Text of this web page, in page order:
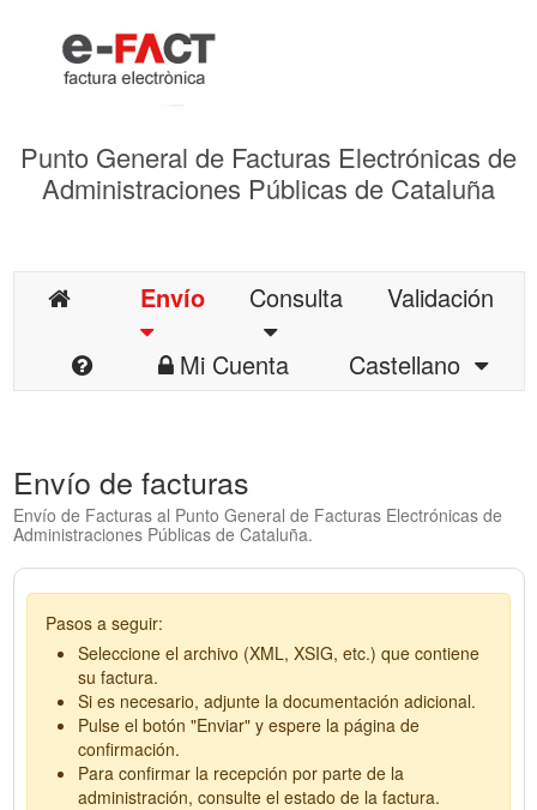
Punto General de Facturas Electrónicas de
Administraciones Públicas de Cataluña
Envío Consulta
Validación
Mi Cuenta
Castellano
Envío de facturas
Envío de Facturas al Punto General de Facturas Electrónicas de
Administraciones Públicas de Cataluña.
Pasos a seguir:
Seleccione el archivo (XML, XSIG, etc.) que contiene
su factura.
Si es necesario, adjunte la documentación adicional.
Pulse el botón "Enviar" y espere la página de
confirmación.
Para confirmar la recepción por parte de la
administración, consulte el estado de la factura.